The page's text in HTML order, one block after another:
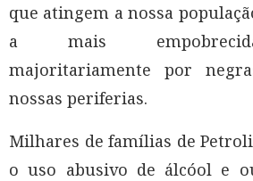
que atingem a nossa
a mais
majoritariamente por
nossas periferias.
Milhares de famílias de
o uso abusivo de álcóol e